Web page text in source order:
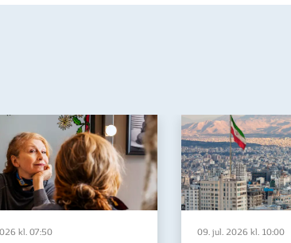
kl. 07:50 09. jul. 2026 kl. 10:00